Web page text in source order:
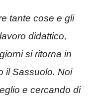
tante cose e gli
didattico,
si ritorna in
il Sassuolo. Noi
e cercando di